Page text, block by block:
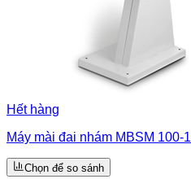
Hết hàng
Máy mài đai nhám MBSM 100-
Chọn để so sánh